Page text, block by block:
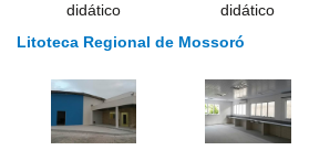
didático
didático
Litoteca Regional de Mossoró